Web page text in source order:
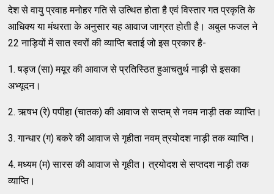
देश से वायु प्रवाह मनोहर गति से उत्थित होता है एवं विस्तार गत प्रकृति के
आधिक्य या मंथरता के अनुसार यह आवाज जाग्रत होती है। अबुल फजल ने
22 नाड़ियों में सात स्वरों की व्याप्ति बताई जो इस प्रकार है-
1. षड्ज (सा) मयूर की आवाज से प्रतिस्ठित हुआचतुर्थ नाड़ी से इसका
अभ्यूदन।
2. ऋषभ (रे) पपीहा (चातक) की आवाज से सप्तम् से नवम नाड़ी तक व्याप्ति।
3. गान्धार (ग) बकरे की आवाज से गृहीता नवम् त्रयोदश नाड़ी तक व्याप्ति।
4. मध्यम (म) सारस की आवाज से गृहीत। त्रयोदश से सप्तदश नाड़ी तक
व्याप्ति।